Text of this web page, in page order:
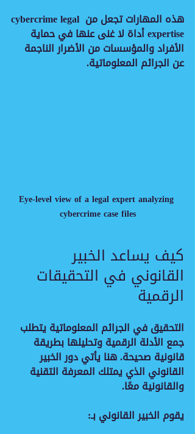
هذه المهارات تجعل من cybercrime legal
expertise أداة لا غنى عنها في حماية
الأفراد والمؤسسات من الأضرار الناجمة
عن الجرائم المعلوماتية.
Eye-level view of a legal expert analyzing
cybercrime case files
كيف يساعد الخبير
القانوني في التحقيقات
الرقمية
التحقيق في الجرائم المعلوماتية يتطلب
جمع الأدلة الرقمية وتحليلها بطريقة
قانونية صحيحة. هنا يأتي دور الخبير
القانوني الذي يمتلك المعرفة التقنية
والقانونية معًا.
يقوم الخبير القانوني بـ: